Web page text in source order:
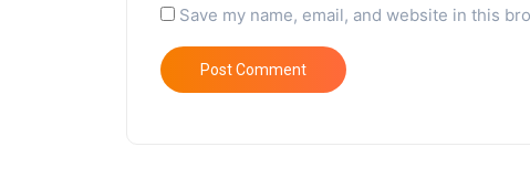
Save my name, email, and website in this